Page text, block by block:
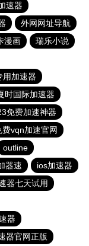
速器
外网网址导航
漫画
瑞乐小说
用加速器
时国际加速器
免费加速神器
费vqn加速官网
outline
器速
ios加速器
器七天试用
器
器官网正版